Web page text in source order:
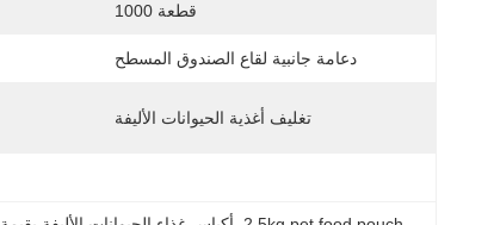
1000 قطعة
دعامة جانبية لقاع الصندوق المسطح
تغليف أغذية الحيوانات الأليفة